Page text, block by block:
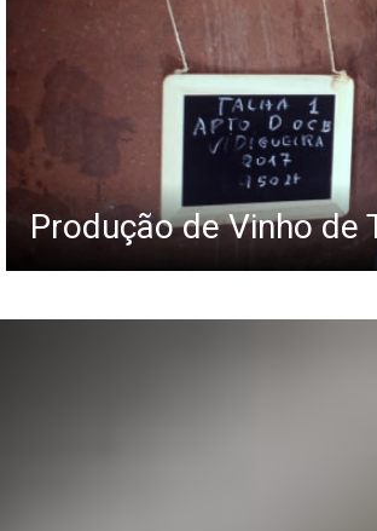
Produção de Vinho de